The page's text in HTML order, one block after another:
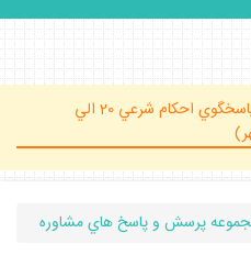
(ساعت پاسخگوي احكام شرعي 20 الي
پرسش و پاسخ هاي مشاوره